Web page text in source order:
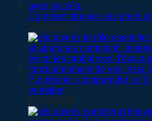
Comment trouver ses
18/06/2026
Plomberie : comprendre le
entretien
17/06/2026